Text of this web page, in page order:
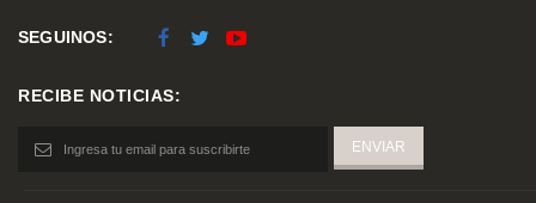
SEGUINOS:
RECIBE NOTICIAS: